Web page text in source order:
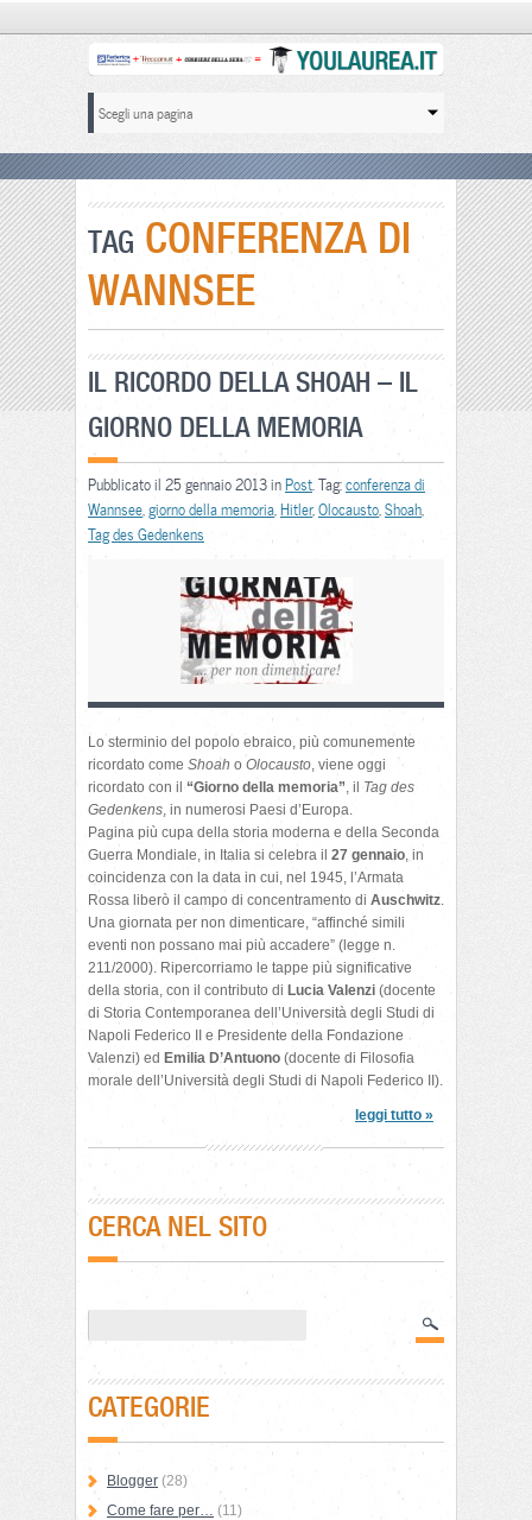
TAG CONFERENZA DI
WANNSEE
IL RICORDO DELLA SHOAH – IL
GIORNO DELLA MEMORIA
Pubblicato il 25 gennaio 2013 inPost . Tag:conferenza di
Wannsee giorno della memoria Hitler, Olocausto Shoah
Tag des Gedenkens
Lo sterminio del popolo ebraico, più comunemente
ricordato come Shoah o Olocausto, viene oggi
ricordato con il “Giorno della memoria”, il Tag des
Gedenkens, in numerosi Paesi d’Europa.
Pagina più cupa della storia moderna e della Seconda
Guerra Mondiale, in Italia si celebra il 27 gennaio, in
coincidenza con la data in cui, nel 1945, l’Armata
Rossa liberò il campo di concentramento di Auschwitz.
Una giornata per non dimenticare, “affinché simili
eventi non possano mai più accadere” (legge n.
211/2000). Ripercorriamo le tappe più significative
della storia, con il contributo di Lucia Valenzi (docente
di Storia Contemporanea dell’Università degli Studi di
Napoli Federico II e Presidente della Fondazione
Valenzi) ed Emilia D’Antuono (docente di Filosofia
morale dell’Università degli Studi di Napoli Federico II).
leggi tutto »
CERCA NEL SITO
CATEGORIE
Blogger (28)
Come fare per… (11)